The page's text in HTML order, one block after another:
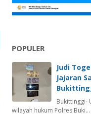
POPULER
Judi
Jajaran
Bukittinggi-
wilayah hukum Polres Buki…